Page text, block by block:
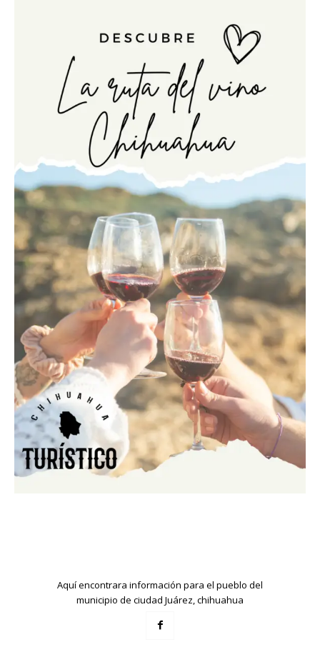
Aquí encontrara información para el pueblo del
municipio de ciudad Juárez, chihuahua